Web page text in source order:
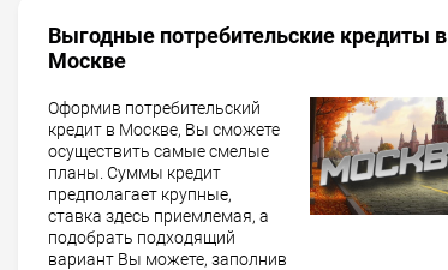
Выгодные потребительские кредиты в
Москве
Оформив потребительский
кредит в Москве, Вы сможете
осуществить самые смелые
планы. Суммы кредит
предполагает крупные,
ставка здесь приемлемая, а
подобрать подходящий
вариант Вы можете, заполнив